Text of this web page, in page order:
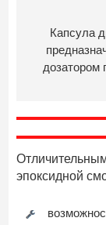
Капсула
дозатором
эпоксидной